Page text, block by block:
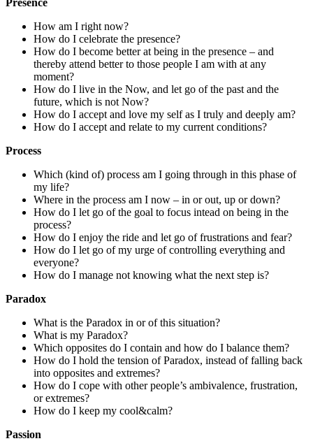
How am I right now?
How do I celebrate the presence?
How do I become better at being in the presence – and
thereby attend better to those people I am with at any
moment?
How do I live in the Now, and let go of the past and the
future, which is not Now?
How do I accept and love my self as I truly and deeply am?
How do I accept and relate to my current conditions?
Process
Which (kind of) process am I going through in this phase of
my life?
Where in the process am I now – in or out, up or down?
How do I let go of the goal to focus intead on being in the
process?
How do I enjoy the ride and let go of frustrations and fear?
How do I let go of my urge of controlling everything and
everyone?
How do I manage not knowing what the next step is?
Paradox
What is the Paradox in or of this situation?
What is my Paradox?
Which opposites do I contain and how do I balance them?
How do I hold the tension of Paradox, instead of falling back
into opposites and extremes?
How do I cope with other people’s ambivalence, frustration,
or extremes?
How do I keep my cool&calm?
Passion